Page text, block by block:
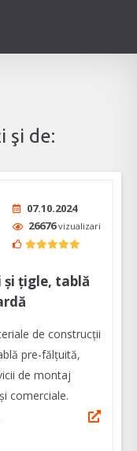
şi de:
07.10.2024
26676vizualizari
și țigle, tablă
de construcții
pre-fălțuită,
de montaj
comerciale.